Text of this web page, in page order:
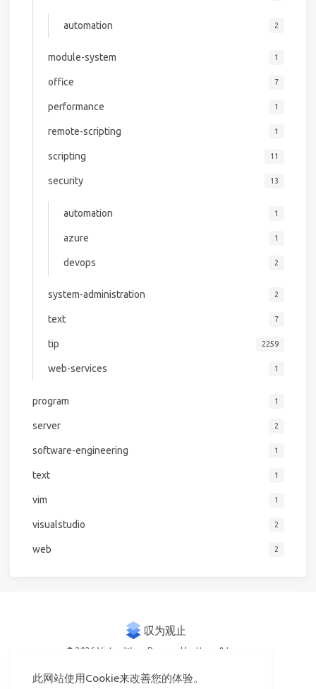
此网站使用Cookie来改善您的体验。
automation 2
module-system 1
office 7
performance 1
remote-scripting 1
scripting 11
security 13
automation 1
azure 1
devops 2
system-administration 2
text 7
tip 2259
web-services 1
program 1
server 2
software-engineering 1
text 1
vim 1
visualstudio 2
web 2
© 2026 Victor Woo Powered by Hexo & Icarus